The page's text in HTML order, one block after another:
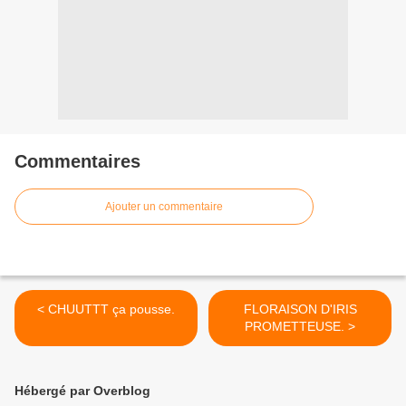
Commentaires
Ajouter un commentaire
< CHUUTTT ça pousse.
FLORAISON D'IRIS
PROMETTEUSE. >
Hébergé par Overblog